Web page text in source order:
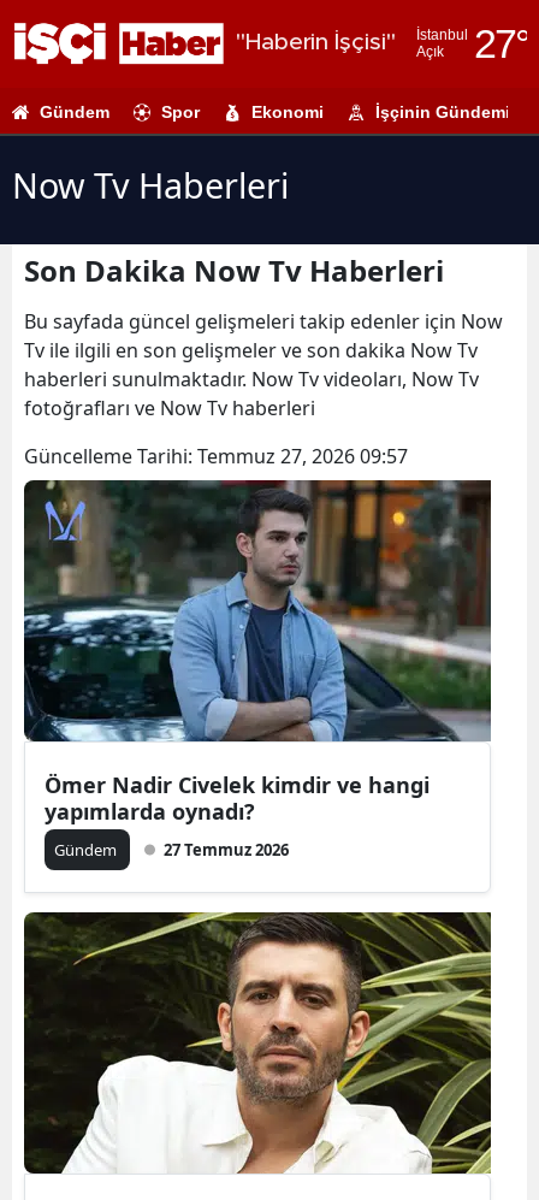
"Haberin İşçisi"
İstanbul
Açık
27°
Adıyaman
Amasya
Ankara
Antalya
Balıkesir
Bilecik
Bingöl
Bitlis
Bolu
Çankırı
Çorum
Denizli
Diyarbakır
Edirne
Elazığ
Gündem Spor Ekonomi İşçinin Gündemi
Now Tv Haberleri
Son Dakika Now Tv Haberleri
Bu sayfada güncel gelişmeleri takip edenler için Now
Tv ile ilgili en son gelişmeler ve son dakika Now Tv
haberleri sunulmaktadır. Now Tv videoları, Now Tv
fotoğrafları ve Now Tv haberleri
Güncelleme Tarihi: Temmuz 27, 2026 09:57
Ömer Nadir Civelek kimdir ve hangi
yapımlarda oynadı?
Gündem 27 Temmuz 2026